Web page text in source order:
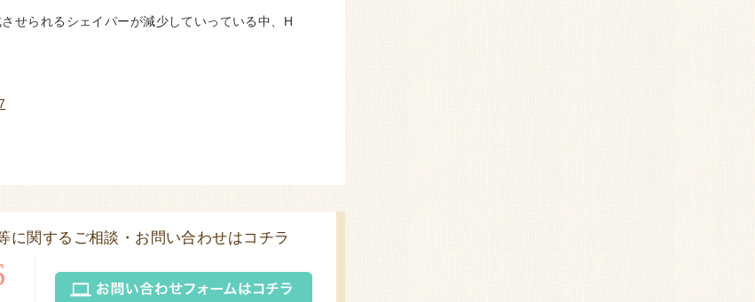
せられるシェイパーが減少していっている中、H
に関するご相談・お問い合わせはコチラ